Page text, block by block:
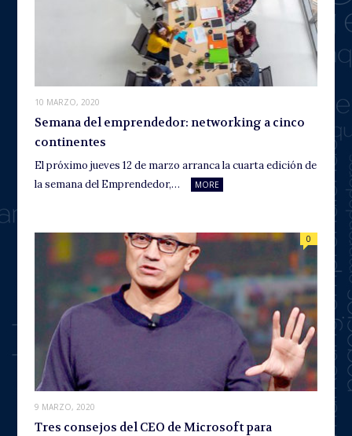
10 MARZO, 2020
Semana del emprendedor: networking a cinco
continentes
El próximo jueves 12 de marzo arranca la cuarta edición de
la semana del Emprendedor,…
MORE
9 MARZO, 2020
0
Tres consejos del CEO de Microsoft para